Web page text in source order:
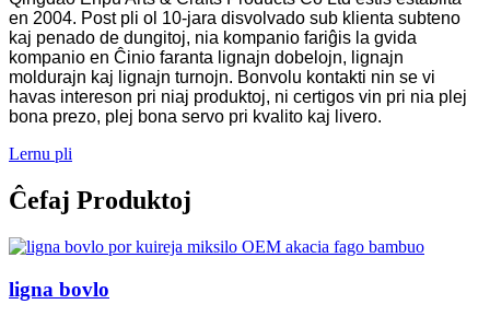
en 2004. Post pli ol 10-jara disvolvado sub klienta subteno
kaj penado de dungitoj, nia kompanio fariĝis la gvida
kompanio en Ĉinio faranta lignajn dobelojn, lignajn
moldurajn kaj lignajn turnojn. Bonvolu kontakti nin se vi
havas intereson pri niaj produktoj, ni certigos vin pri nia plej
bona prezo, plej bona servo pri kvalito kaj livero.
Lernu pli
Ĉefaj Produktoj
ligna bovlo